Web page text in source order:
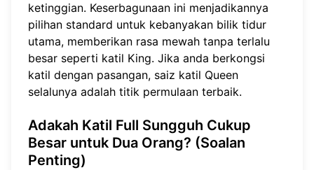
ketinggian. Keserbagunaan ini menjadikannya
pilihan standard untuk kebanyakan bilik tidur
utama, memberikan rasa mewah tanpa terlalu
besar seperti katil King. Jika anda berkongsi
katil dengan pasangan, saiz katil Queen
selalunya adalah titik permulaan terbaik.
Adakah Katil Full Sungguh Cukup
Besar untuk Dua Orang? (Soalan
Penting)